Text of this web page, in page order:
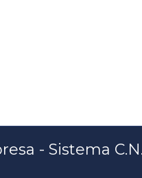
- Sistema